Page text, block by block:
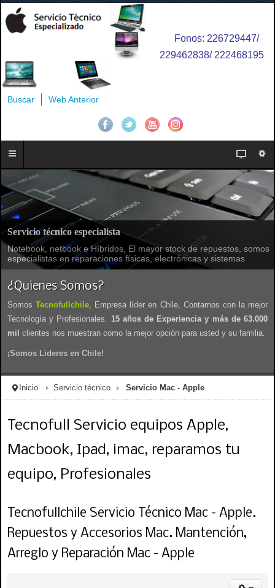
Fonos: 226729447/
229462838/ 222468195
Buscar Web Anterior
¿Quienes Somos?
SomosTecnofullchile , Empresa líder en Chile, Contamos con la mejor
Tecnología y Profesionales. 15 años de Experiencia y más de 63.000
mil clientes nos muestran como la mejor opción para usted y su familia.
¡Somos Lideres en Chile!
Inicio Servicio técnico Servicio Mac - Apple
Tecnofull Servicio equipos Apple,
Macbook, Ipad, imac, reparamos tu
equipo, Profesionales
Tecnofullchile Servicio Técnico Mac - Apple.
Repuestos y Accesorios Mac. Mantención,
Arreglo y Reparación Mac - Apple